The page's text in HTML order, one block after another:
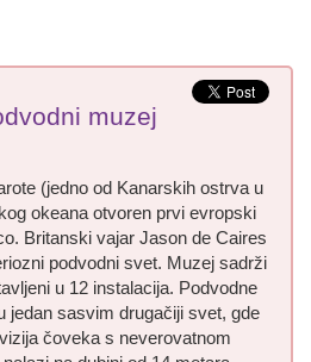
muzej
(jedno od Kanarskih ostrva u
okeana otvoren prvi evropski
Britanski vajar Jason de Caires
podvodni svet. Muzej sadrži
u 12 instalacija. Podvodne
jedan sasvim drugačiji svet, gde
čoveka s neverovatnom